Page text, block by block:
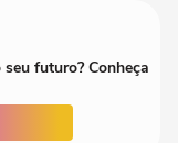
futuro? Conheça